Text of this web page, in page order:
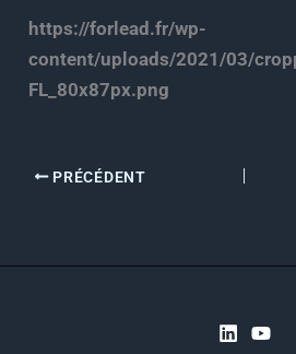
https://forlead.fr/wp-
content/uploads/2021/03/
FL_80x87px.png
PRÉCÉDENT